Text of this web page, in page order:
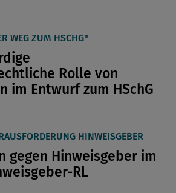
WEG ZUM HSCHG"
Rolle von
im Entwurf zum HSchG
HINWEISGEBER
gegen Hinweisgeber im
RL